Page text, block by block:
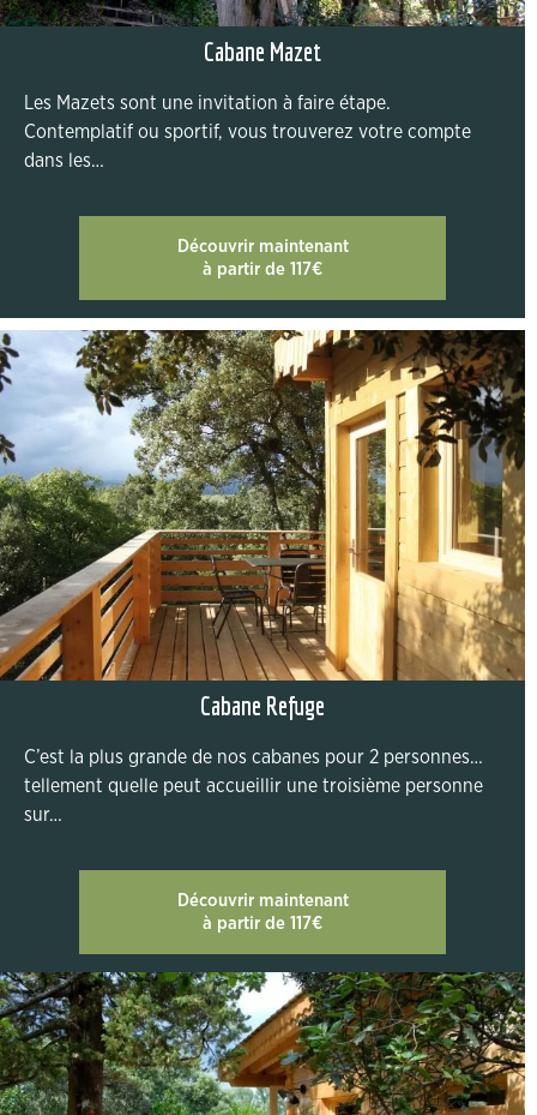
Cabane Mazet
Les Mazets sont une invitation à faire étape.
Contemplatif ou sportif, vous trouverez votre compte
dans les…
Découvrir maintenant
à partir de 117€
Cabane Refuge
C’est la plus grande de nos cabanes pour 2 personnes…
tellement quelle peut accueillir une troisième personne
sur…
Découvrir maintenant
à partir de 117€